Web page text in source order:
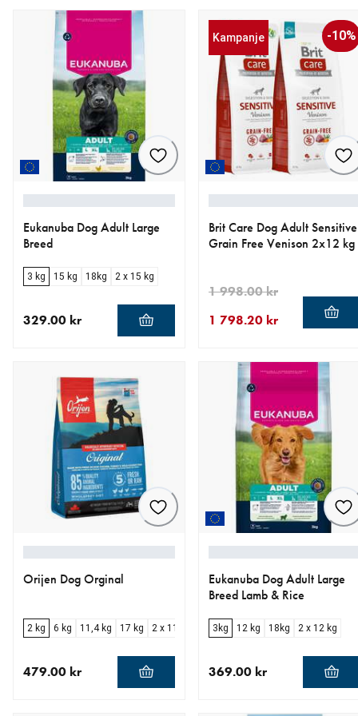
Eukanuba Dog Adult Large
Breed
3 kg 15 kg 18kg 2 x 15 kg
329.00 kr
Kampanje -10%
Brit Care Dog Adult Sensitive
Grain Free Venison 2x12 kg
1 798.20 kr
1 998.00 kr
Orijen Dog Orginal
2 kg 6 kg 11,4 kg 17 kg 2 x 11,4 kg
479.00 kr
Eukanuba Dog Adult Large
Breed Lamb & Rice
3kg 12 kg 18kg 2 x 12 kg
369.00 kr